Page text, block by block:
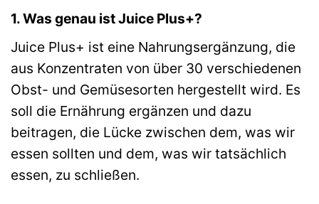
1. Was genau ist Juice Plus+?
Juice Plus+ ist eine Nahrungsergänzung, die
aus Konzentraten von über 30 verschiedenen
Obst- und Gemüsesorten hergestellt wird. Es
soll die Ernährung ergänzen und dazu
beitragen, die Lücke zwischen dem, was wir
essen sollten und dem, was wir tatsächlich
essen, zu schließen.